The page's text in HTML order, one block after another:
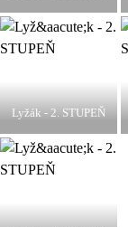
Lyžák - 2. STUPEŇ